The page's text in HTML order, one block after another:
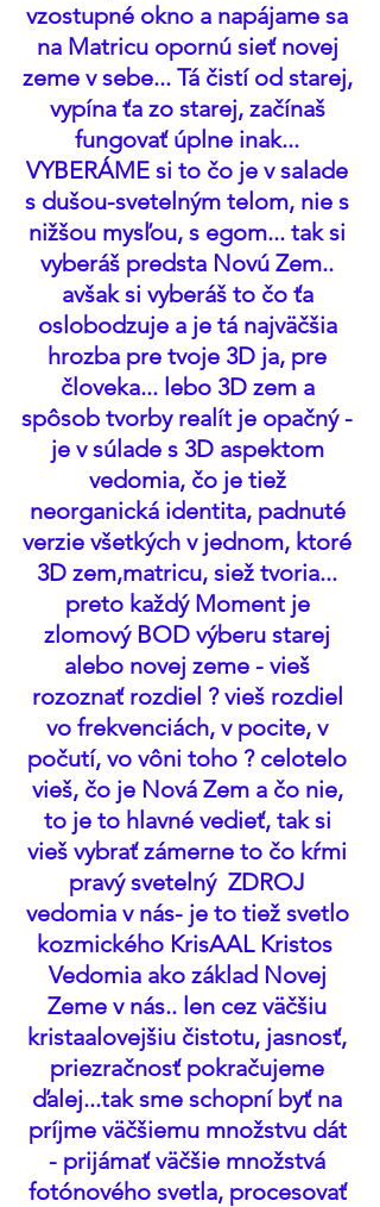
vzostupné okno a napájame sa
na Matricu opornú sieť novej
zeme v sebe... Tá čistí od starej,
vypína ťa zo starej, začínaš
fungovať úplne inak...
VYBERÁME si to čo je v salade
s dušou-svetelným telom, nie s
nižšou mysľou, s egom... tak si
vyberáš predsta Novú Zem..
avšak si vyberáš to čo ťa
oslobodzuje a je tá najväčšia
hrozba pre tvoje 3D ja, pre
človeka... lebo 3D zem a
spôsob tvorby realít je opačný -
je v súlade s 3D aspektom
vedomia, čo je tiež
neorganická identita, padnuté
verzie všetkých v jednom, ktoré
3D zem,matricu, siež tvoria...
preto každý Moment je
zlomový BOD výberu starej
alebo novej zeme - vieš
rozoznať rozdiel ? vieš rozdiel
vo frekvenciách, v pocite, v
počutí, vo vôni toho ? celotelo
vieš, čo je Nová Zem a čo nie,
to je to hlavné vedieť, tak si
vieš vybrať zámerne to čo kŕmi
pravý svetelný  ZDROJ
vedomia v nás- je to tiež svetlo
kozmického KrisAAL Kristos
Vedomia ako základ Novej
Zeme v nás.. len cez väčšiu
kristaalovejšiu čistotu, jasnosť,
priezračnosť pokračujeme
ďalej...tak sme schopní byť na
príjme väčšiemu množstvu dát
- prijámať väčšie množstvá
fotónového svetla, procesovať